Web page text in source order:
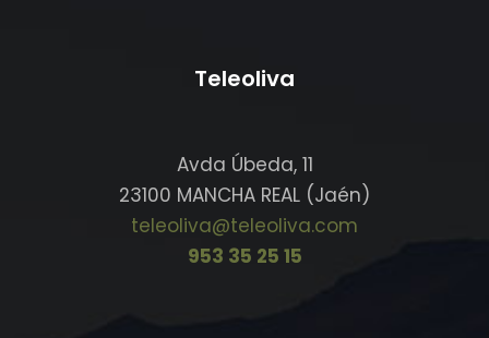
Teleoliva
Avda Úbeda, 11
23100 MANCHA REAL (Jaén)
teleoliva@teleoliva.com
953 35 25 15